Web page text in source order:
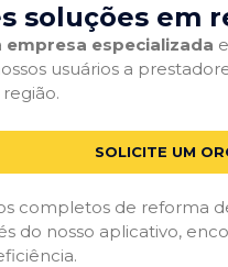
soluções em
empresa especializada
usuários a
SOLICITE UM
completos de reforma
do nosso aplicativo,